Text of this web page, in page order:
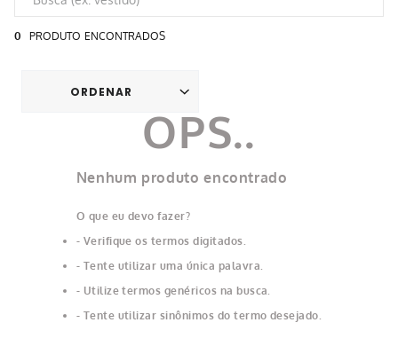
0 PRODUTO
Nenhum produto encontrado
O que eu devo fazer?
Verifique os termos digitados.
Tente utilizar uma única palavra.
Utilize termos genéricos na busca.
Tente utilizar sinônimos do termo desejado.